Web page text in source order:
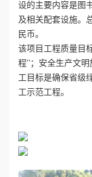
新
闻
资
荣
誉
设的主要内容是图
及相关配套设施。
民币。
该项目工程质量目
程”；安全生产文
工目标是确保省级
工示范工程。